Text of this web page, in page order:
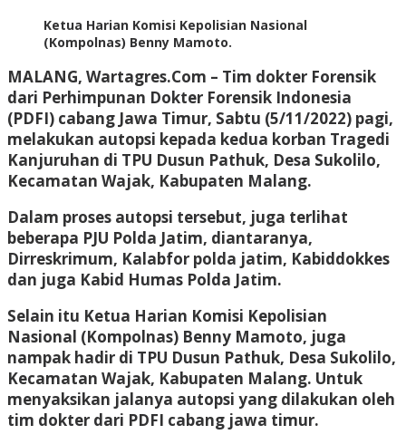
Ketua Harian Komisi Kepolisian Nasional
(Kompolnas) Benny Mamoto.
MALANG, Wartagres.Com – Tim dokter Forensik
dari Perhimpunan Dokter Forensik Indonesia
(PDFI) cabang Jawa Timur, Sabtu (5/11/2022) pagi,
melakukan autopsi kepada kedua korban Tragedi
Kanjuruhan di TPU Dusun Pathuk, Desa Sukolilo,
Kecamatan Wajak, Kabupaten Malang.
Dalam proses autopsi tersebut, juga terlihat
beberapa PJU Polda Jatim, diantaranya,
Dirreskrimum, Kalabfor polda jatim, Kabiddokkes
dan juga Kabid Humas Polda Jatim.
Selain itu Ketua Harian Komisi Kepolisian
Nasional (Kompolnas) Benny Mamoto, juga
nampak hadir di TPU Dusun Pathuk, Desa Sukolilo,
Kecamatan Wajak, Kabupaten Malang. Untuk
menyaksikan jalanya autopsi yang dilakukan oleh
tim dokter dari PDFI cabang jawa timur.